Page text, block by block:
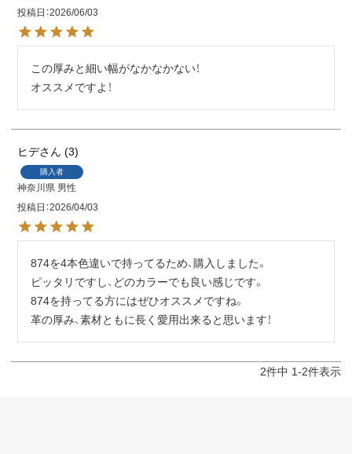
投稿日 2026/06/03
この厚みと細い幅がなかなかない！
オススメですよ！
ヒデ 3
購入者
神奈川県 男性
投稿日 2026/04/03
874を4本色違いで持ってるため、購入しました。
ピッタリですし、どのカラーでも良い感じです。
874を持ってる方にはぜひオススメですね。
革の厚み、素材ともに長く愛用出来ると思います！
2件中 1-2件表示